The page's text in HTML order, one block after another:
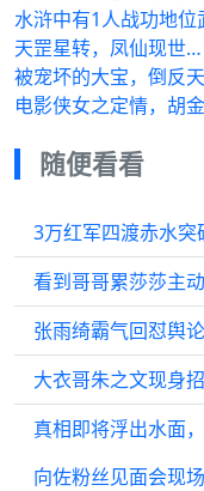
水浒中有1人战功地
天罡星转，凤仙现世…
被宠坏的大宝，倒反
电影侠女之定情，胡
随便看看
3万红军四渡赤水
看到哥哥累莎莎主
张雨绮霸气回怼舆
真相即将浮出水面
向佐粉丝见面会现